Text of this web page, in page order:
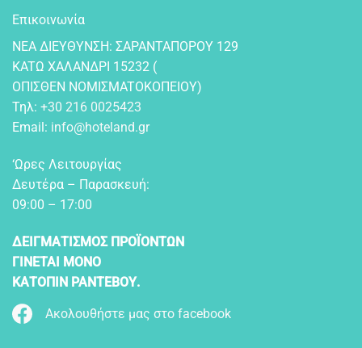
Επικοινωνία
NEA ΔIEYΘYNΣH: ΣAPANTAΠOPOY 129
KATΩ XAΛANΔPI 15232 (
OΠIΣΘEN NOMIΣMATOKOΠEIOY)
Τηλ: +30 216 0025423
Email: info@hoteland.gr
‘Ωρες Λειτουργίας
Δευτέρα – Παρασκευή:
09:00 – 17:00
ΔΕΙΓΜΑΤΙΣΜΟΣ ΠΡΟΪΟΝΤΩΝ
ΓΙΝΕΤΑΙ ΜΟΝΟ
ΚΑΤΟΠΙΝ ΡΑΝΤΕΒΟΥ.
Ακολουθήστε μας στο facebook